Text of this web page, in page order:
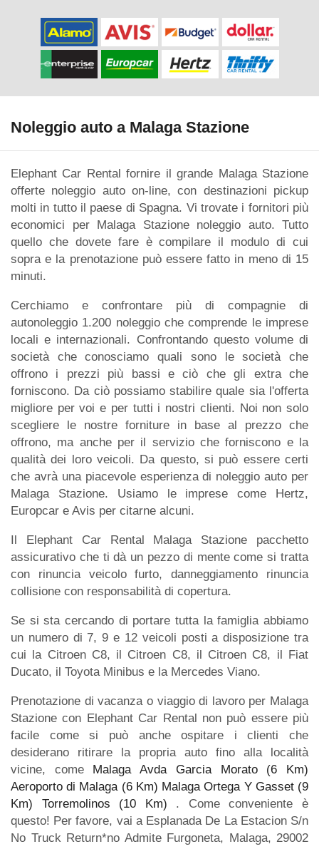
Noleggio auto a Malaga Stazione
Elephant Car Rental fornire il grande Malaga Stazione
offerte noleggio auto on-line, con destinazioni pickup
molti in tutto il paese di Spagna. Vi trovate i fornitori più
economici per Malaga Stazione noleggio auto. Tutto
quello che dovete fare è compilare il modulo di cui
sopra e la prenotazione può essere fatto in meno di 15
minuti.
Cerchiamo e confrontare più di compagnie di
autonoleggio 1.200 noleggio che comprende le imprese
locali e internazionali. Confrontando questo volume di
società che conosciamo quali sono le società che
offrono i prezzi più bassi e ciò che gli extra che
forniscono. Da ciò possiamo stabilire quale sia l'offerta
migliore per voi e per tutti i nostri clienti. Noi non solo
scegliere le nostre forniture in base al prezzo che
offrono, ma anche per il servizio che forniscono e la
qualità dei loro veicoli. Da questo, si può essere certi
che avrà una piacevole esperienza di noleggio auto per
Malaga Stazione. Usiamo le imprese come Hertz,
Europcar e Avis per citarne alcuni.
Il Elephant Car Rental Malaga Stazione pacchetto
assicurativo che ti dà un pezzo di mente come si tratta
con rinuncia veicolo furto, danneggiamento rinuncia
collisione con responsabilità di copertura.
Se si sta cercando di portare tutta la famiglia abbiamo
un numero di 7, 9 e 12 veicoli posti a disposizione tra
cui la Citroen C8, il Citroen C8, il Citroen C8, il Fiat
Ducato, il Toyota Minibus e la Mercedes Viano.
Prenotazione di vacanza o viaggio di lavoro per Malaga
Stazione con Elephant Car Rental non può essere più
facile come si può anche ospitare i clienti che
desiderano ritirare la propria auto fino alla località
vicine, come Malaga Avda Garcia Morato (6 Km)
Aeroporto di Malaga (6 Km) Malaga Ortega Y Gasset (9
Km)
Torremolinos (10 Km) . Come conveniente è
questo! Per favore, vai a Esplanada De La Estacion S/n
No Truck Return*no Admite Furgoneta, Malaga, 29002